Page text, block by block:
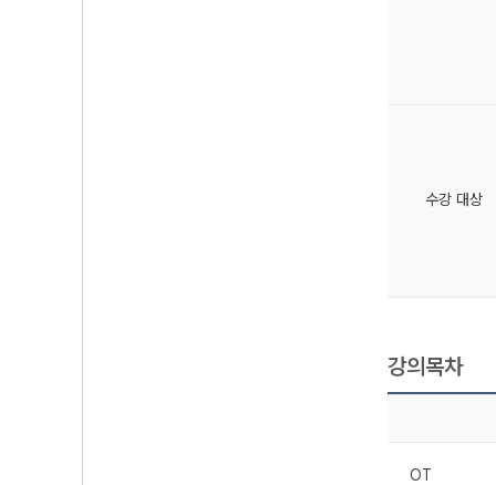
수강 대상
강의목차
OT